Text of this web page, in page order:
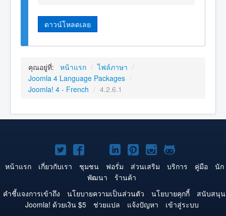
ดาวน์โหลดเลย
คุณอยู่ที่: หน้าแรก / ไฟล์ภาษา /
Joomla 4 Language Packages /
Joomla! 4 - French / 4.2.6.1
Joomla!
บน
Twitter
Joomla!
บน
Facebook
Joomla!
บน
YouTube
Joomla!
บน
LinkedIn
Joomla!
บน
Pinterest
Joomla!
บน
Joomla!
บน
หน้าแรก เกี่ยวกับเรา ชุมชน ฟอรั่ม ส่วนเสริม บริการ คู่มือ
นัก
พัฒนา
ร้านค้า
คำชี้แจงการเข้าถึง
นโยบายความเป็นส่วนตัว นโยบายคุกกี้
สนับสนุน
Joomla! ด้วยเงิน $5
ช่วยแปล แจ้งปัญหา
เข้าสู่ระบบ